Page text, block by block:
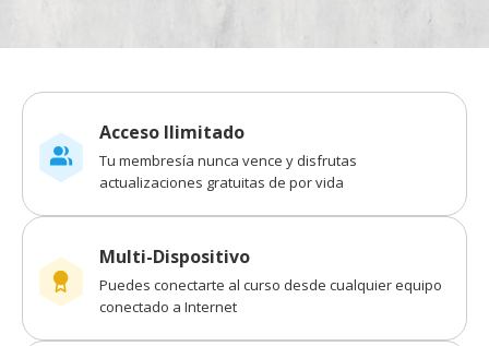
Acceso Ilimitado
Tu membresía nunca vence y disfrutas
actualizaciones gratuitas de por vida
Multi-Dispositivo
Puedes conectarte al curso desde cualquier equipo
conectado a Internet